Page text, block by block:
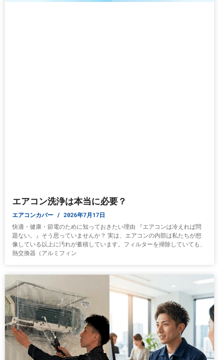
エアコン洗浄は本当に必要？
エアコンカバー 2026年7月17日
快適・健康・節電のために知っておきたい理由 『エアコンは冷えれば問
題ない。』そう思っていませんか？ 実は、エアコンの内部は私たちが想
像している以上に汚れが蓄積しています。フィルターを掃除していても、
熱交換器（アルミフィン